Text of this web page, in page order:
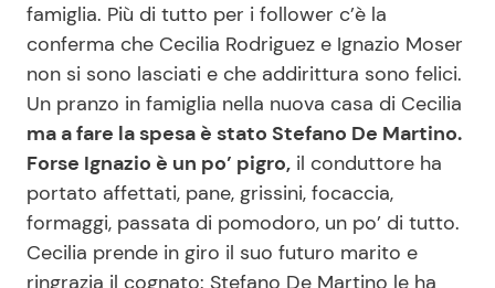
Festività Ricette per Bambini
Seguici
Info
famiglia. Più di tutto per i follower c’è la
conferma che Cecilia Rodriguez e Ignazio Moser
non si sono lasciati e che addirittura sono felici.
Un pranzo in famiglia nella nuova casa di Cecilia
ma a fare la spesa è stato Stefano De Martino.
Forse Ignazio è un po’ pigro, il conduttore ha
portato affettati, pane, grissini, focaccia,
formaggi, passata di pomodoro, un po’ di tutto.
Cecilia prende in giro il suo futuro marito e